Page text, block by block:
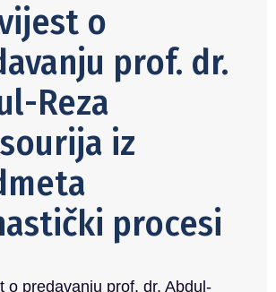
o
prof. dr.
Reza
iz
procesi
o predavanju prof. dr. Abdul-